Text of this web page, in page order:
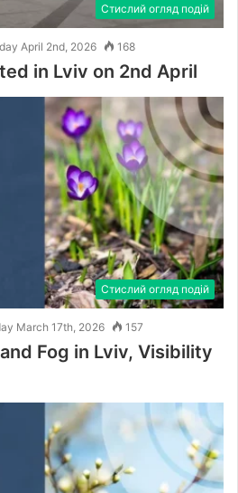
Стислий огляд подій
April 2nd, 2026 168
in Lviv on 2nd April
Стислий огляд подій
March 17th, 2026 157
Fog in Lviv, Visibility